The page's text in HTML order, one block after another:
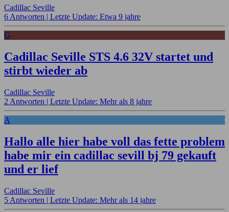
Cadillac Seville
6 Antworten | Letzte Update: Etwa 9 jahre
G
Cadillac Seville STS 4.6 32V startet und
stirbt wieder ab
Cadillac Seville
2 Antworten | Letzte Update: Mehr als 8 jahre
A
Hallo alle hier habe voll das fette problem
habe mir ein cadillac sevill bj 79 gekauft
und er lief
Cadillac Seville
5 Antworten | Letzte Update: Mehr als 14 jahre